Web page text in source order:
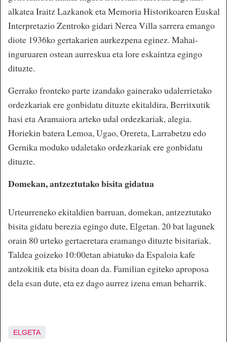
alkatea Iraitz Lazkanok eta Memoria Historikoaren Euskal
Interpretazio Zentroko gidari Nerea Villa sarrera emango
diote 1936ko gertakarien aurkezpena eginez. Mahai-
inguruaren ostean aurreskua eta lore eskaintza egingo
dituzte.
Gerrako fronteko parte izandako gainerako udalerrietako
ordezkariak ere gonbidatu dituzte ekitaldira, Berritxutik
hasi eta Aramaiora arteko udal ordezkariak, alegia.
Horiekin batera Lemoa, Ugao, Orereta, Larrabetzu edo
Gernika moduko udaletako ordezkariak ere gonbidatu
dituzte.
Domekan, antzeztutako bisita gidatua
Urteurreneko ekitaldien barruan, domekan, antzeztutako
bisita gidatu berezia egingo dute, Elgetan. 20 bat lagunek
orain 80 urteko gertaeretara eramango dituzte bisitariak.
Taldea goizeko 10:00etan abiatuko da Espaloia kafe
antzokitik eta bisita doan da. Familian egiteko aproposa
dela esan dute, eta ez dago aurrez izena eman beharrik.
ELGETA